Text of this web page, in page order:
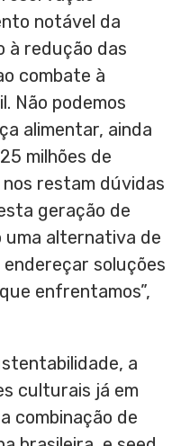
notável da
à redução das
combate à
Não podemos
alimentar, ainda
milhões de
nos restam dúvidas
geração de
uma alternativa de
soluções
enfrentamos”,
a
culturais já em
combinação de